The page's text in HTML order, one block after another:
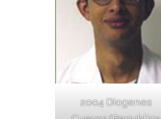
2004 Diogenes